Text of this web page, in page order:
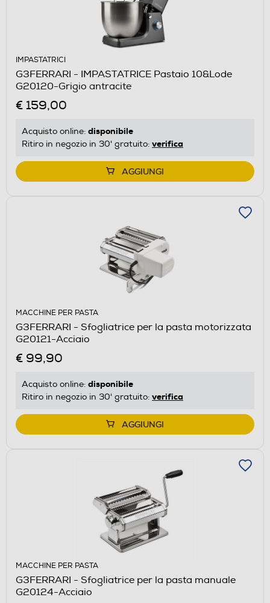
IMPASTATRICI
G3FERRARI - IMPASTATRICE Pastaio 10&Lode
G20120-Grigio antracite
€ 159,00
Acquisto online: disponibile
Ritiro in negozio in 30' gratuito: verifica
AGGIUNGI
MACCHINE PER PASTA
G3FERRARI - Sfogliatrice per la pasta motorizzata
G20121-Acciaio
€ 99,90
Acquisto online: disponibile
Ritiro in negozio in 30' gratuito: verifica
AGGIUNGI
MACCHINE PER PASTA
G3FERRARI - Sfogliatrice per la pasta manuale
G20124-Acciaio